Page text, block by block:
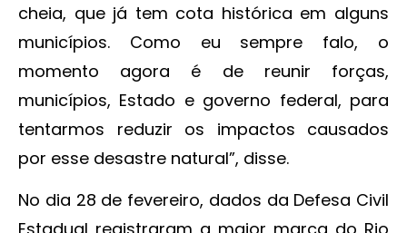
cheia, que já tem cota histórica em alguns
municípios. Como eu sempre falo, o
momento agora é de reunir forças,
municípios, Estado e governo federal, para
tentarmos reduzir os impactos causados
por esse desastre natural”, disse.
No dia 28 de fevereiro, dados da Defesa Civil